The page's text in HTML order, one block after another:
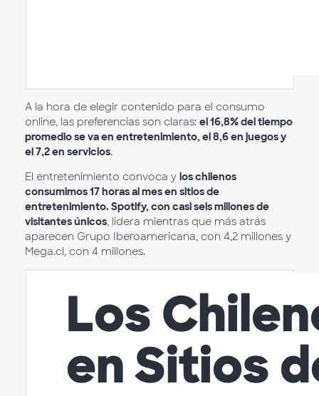
A la hora de elegir contenido para el consumo
online, las preferencias son claras: el 16,8% del tiempo
promedio se va en entretenimiento, el 8,6 en juegos y
el 7,2 en servicios.
El entretenimiento convoca y los chilenos
consumimos 17 horas al mes en sitios de
entretenimiento. Spotify, con casi seis millones de
visitantes únicos , lidera mientras que más atrás
aparecen Grupo Iberoamericana, con 4,2 millones y
Mega.cl, con 4 millones.